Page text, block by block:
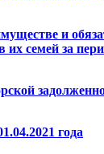
и
семей за
года